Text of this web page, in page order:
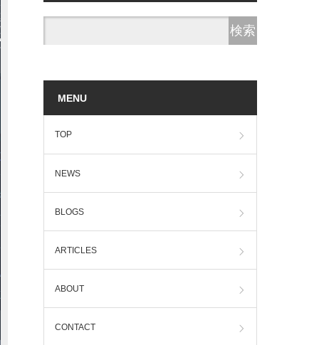
MENU
TOP
NEWS
BLOGS
ARTICLES
ABOUT
CONTACT